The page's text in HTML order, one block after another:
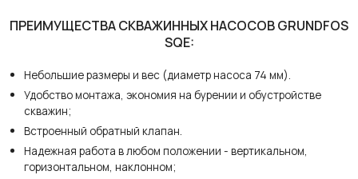
ПРЕИМУЩЕСТВА СКВАЖИННЫХ НАСОСОВ GRUNDFOS
SQE:
Небольшие размеры и вес (диаметр насоса 74 мм).
Удобство монтажа, экономия на бурении и обустройстве
скважин;
Встроенный обратный клапан.
Надежная работа в любом положении - вертикальном,
горизонтальном, наклонном;